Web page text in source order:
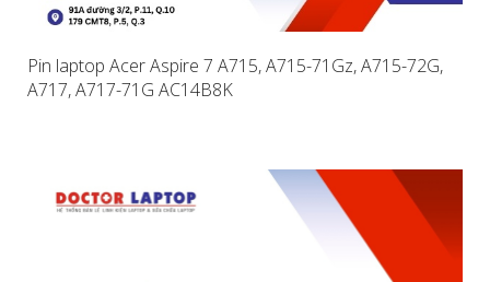
Pin laptop Acer Aspire 7 A715, A715-71Gz, A715-72G,
A717, A717-71G AC14B8K